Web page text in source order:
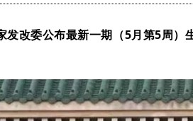
发改委公布最新一期（5月第5周）